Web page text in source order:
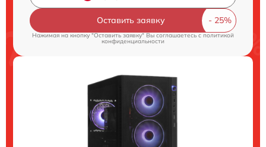
Оставить заявку
Нажимая на кнопку "Оставить заявку" Вы соглашаетесь cполитикой
конфиденциальности